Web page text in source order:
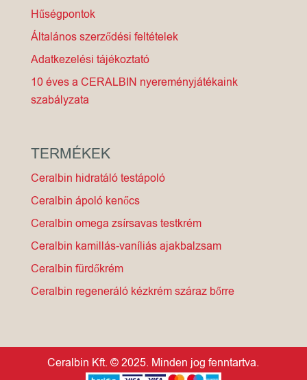
Hűségpontok
Általános szerződési feltételek
Adatkezelési tájékoztató
10 éves a CERALBIN nyereményjátékaink
szabályzata
TERMÉKEK
Ceralbin hidratáló testápoló
Ceralbin ápoló kenőcs
Ceralbin omega zsírsavas testkrém
Ceralbin kamillás-vaníliás ajakbalzsam
Ceralbin fürdőkrém
Ceralbin regeneráló kézkrém száraz bőrre
Ceralbin Kft. © 2025. Minden jog fenntartva.